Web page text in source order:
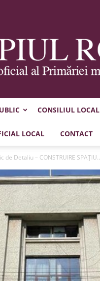
Municipiul
Roman
CONSILIUL LOCAL
LOCAL CONTACT
de Detaliu – CONSTRUIRE